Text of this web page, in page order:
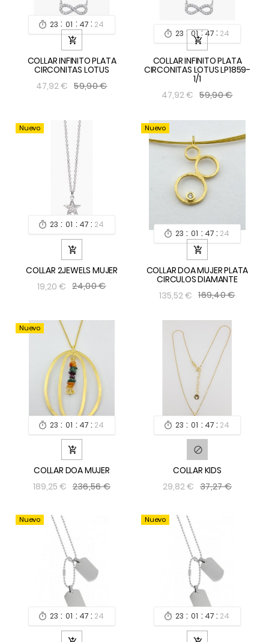
 23 : 01 : 47 : 24

COLLAR INFINITO PLATA
CIRCONITAS LOTUS
47,92 € 59,90 €
 23 : 01 :47 : 24

COLLAR INFINITO PLATA
CIRCONITAS LOTUS LP1859-
1/1
47,92 € 59,90 €
Nuevo
 23 : 01 : 47 : 24

COLLAR 2JEWELS MUJER
19,20 € 24,00 €
Nuevo
 23 : 01 : 47 : 24

COLLAR DOA MUJER PLATA
CIRCULOS DIAMANTE
135,52 € 169,40 €
Nuevo
 23 : 01 : 47 : 24

COLLAR DOA MUJER
189,25 € 236,56 €
 23 : 01 : 47 : 24

COLLAR KIDS
29,82 € 37,27 €
Nuevo
 23 : 01 : 47 : 24
Nuevo
 23 : 01 : 47 : 24